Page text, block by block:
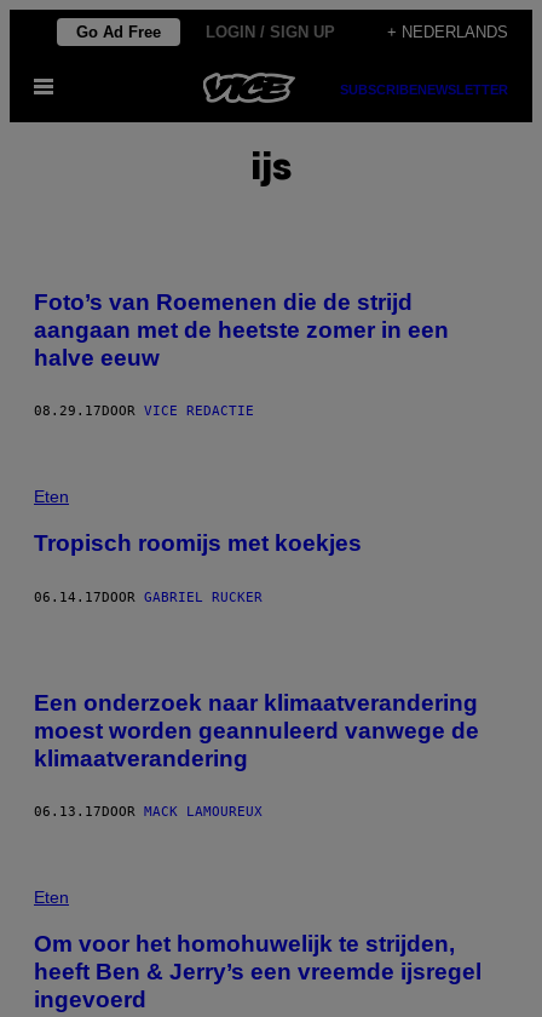
de
Go Ad Free LOGIN / SIGN UP + NEDERLANDS
Open
SUBSCRIBENEWSLETTER
ijs
Foto’s van Roemenen die de strijd
aangaan met de heetste zomer in een
halve eeuw
08.29.17 DOOR VICE REDACTIE
Eten
Tropisch roomijs met koekjes
06.14.17DOOR GABRIEL RUCKER
Een onderzoek naar klimaatverandering
moest worden geannuleerd vanwege de
klimaatverandering
06.13.17 DOOR MACK LAMOUREUX
Eten
Om voor het homohuwelijk te strijden,
heeft Ben & Jerry’s een vreemde ijsregel
ingevoerd